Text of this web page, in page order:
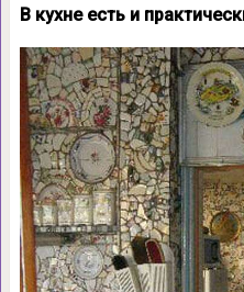
В кухне есть и